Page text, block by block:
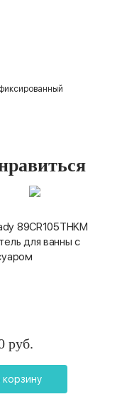
89CR105THKM
для ванны с
руб.
корзину